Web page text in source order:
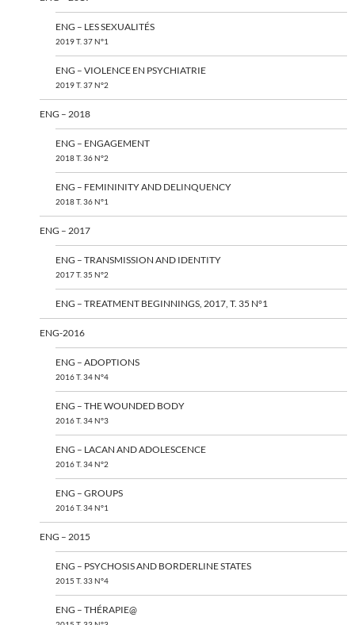
ENG – LES SEXUALITÉS
2019 T. 37 N°1
ENG – VIOLENCE EN PSYCHIATRIE
2019 T. 37 N°2
ENG – 2018
ENG – ENGAGEMENT
2018 T. 36 N°2
ENG – FEMININITY AND DELINQUENCY
2018 T. 36 N°1
ENG – 2017
ENG – TRANSMISSION AND IDENTITY
2017 T. 35 N°2
ENG – TREATMENT BEGINNINGS, 2017, T. 35 N°1
ENG-2016
ENG – ADOPTIONS
2016 T. 34 N°4
ENG – THE WOUNDED BODY
2016 T. 34 N°3
ENG – LACAN AND ADOLESCENCE
2016 T. 34 N°2
ENG – GROUPS
2016 T. 34 N°1
ENG – 2015
ENG – PSYCHOSIS AND BORDERLINE STATES
2015 T. 33 N°4
ENG – THÉRAPIE@